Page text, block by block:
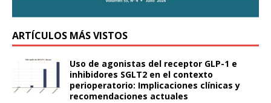
ARTÍCULOS MÁS VISTOS
Uso de agonistas del receptor GLP-1 e
inhibidores SGLT2 en el contexto
perioperatorio: Implicaciones clínicas y
recomendaciones actuales